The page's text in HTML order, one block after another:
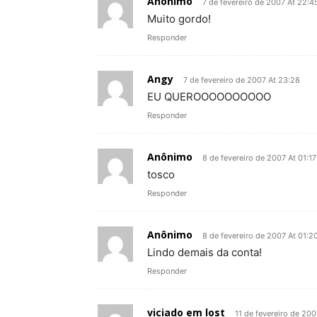
7 de fevereiro de 2007 At
Muito gordo!
Responder
Angy 7 de fevereiro de 2007 At 23:28
EU QUEROOOOOOOOOO
Responder
Anônimo 8 de fevereiro de 2007 At 01:17
tosco
Responder
Anônimo 8 de fevereiro de 2007 At 01:20
Lindo demais da conta!
Responder
viciado em lost 11 de fevereiro de